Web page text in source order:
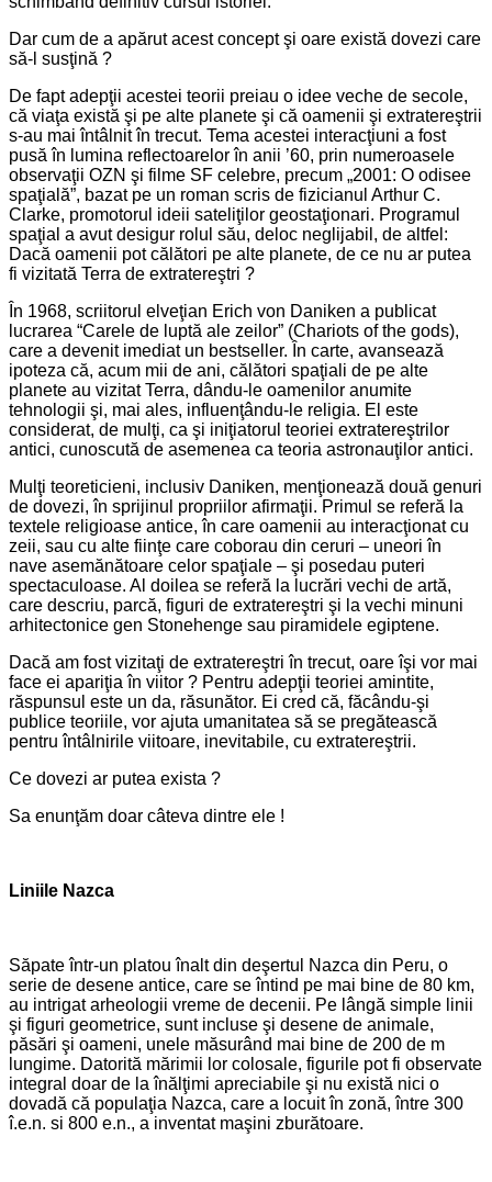
Dar cum de a apărut acest concept şi oare există dovezi care
să-l susţină ?
De fapt adepţii acestei teorii preiau o idee veche de secole,
că viaţa există şi pe alte planete şi că oamenii şi extratereştrii
s-au mai întâlnit în trecut. Tema acestei interacţiuni a fost
pusă în lumina reflectoarelor în anii ’60, prin numeroasele
observaţii OZN şi filme SF celebre, precum „2001: O odisee
spaţială”, bazat pe un roman scris de fizicianul Arthur C.
Clarke, promotorul ideii sateliţilor geostaţionari. Programul
spaţial a avut desigur rolul său, deloc neglijabil, de altfel:
Dacă oamenii pot călători pe alte planete, de ce nu ar putea
fi vizitată Terra de extratereştri ?
În 1968, scriitorul elveţian Erich von Daniken a publicat
lucrarea “Carele de luptă ale zeilor” (Chariots of the gods),
care a devenit imediat un bestseller. În carte, avansează
ipoteza că, acum mii de ani, călători spaţiali de pe alte
planete au vizitat Terra, dându-le oamenilor anumite
tehnologii şi, mai ales, influenţându-le religia. El este
considerat, de mulţi, ca şi iniţiatorul teoriei extratereştrilor
antici, cunoscută de asemenea ca teoria astronauţilor antici.
Mulţi teoreticieni, inclusiv Daniken, menţionează două genuri
de dovezi, în sprijinul propriilor afirmaţii. Primul se referă la
textele religioase antice, în care oamenii au interacţionat cu
zeii, sau cu alte fiinţe care coborau din ceruri – uneori în
nave asemănătoare celor spaţiale – şi posedau puteri
spectaculoase. Al doilea se referă la lucrări vechi de artă,
care descriu, parcă, figuri de extratereştri şi la vechi minuni
arhitectonice gen Stonehenge sau piramidele egiptene.
Dacă am fost vizitaţi de extratereştri în trecut, oare îşi vor mai
face ei apariţia în viitor ? Pentru adepţii teoriei amintite,
răspunsul este un da, răsunător. Ei cred că, făcându-şi
publice teoriile, vor ajuta umanitatea să se pregătească
pentru întâlnirile viitoare, inevitabile, cu extratereştrii.
Ce dovezi ar putea exista ?
Sa enunţăm doar câteva dintre ele !
Liniile Nazca
Săpate într-un platou înalt din deşertul Nazca din Peru, o
serie de desene antice, care se întind pe mai bine de 80 km,
au intrigat arheologii vreme de decenii. Pe lângă simple linii
şi figuri geometrice, sunt incluse şi desene de animale,
păsări şi oameni, unele măsurând mai bine de 200 de m
lungime. Datorită mărimii lor colosale, figurile pot fi observate
integral doar de la înălţimi apreciabile şi nu există nici o
dovadă că populaţia Nazca, care a locuit în zonă, între 300
î.e.n. si 800 e.n., a inventat maşini zburătoare.